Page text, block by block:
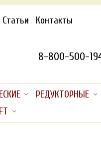
Статьи Контакты
8-800-500-
РЕДУКТОРНЫЕ